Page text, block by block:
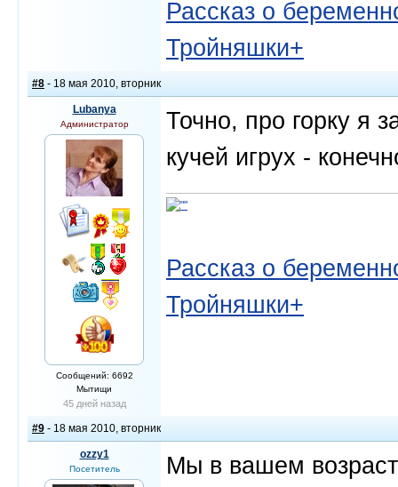
Рассказ о
Тройняшки+
#8 - 18 мая 2010, вторник
Lubanya
Администратор
Сообщений: 6692
Мытищи
45 дней назад
Точно, про горку я
кучей игрух -
Рассказ о
Тройняшки+
#9 - 18 мая 2010, вторник
ozzy1
Посетитель
Мы в вашем